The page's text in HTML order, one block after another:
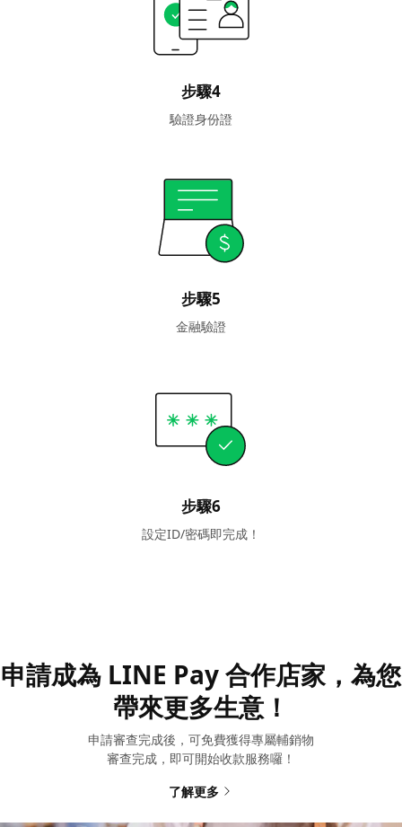
步驟4
驗證身份證
步驟5
金融驗證
步驟6
設定ID/密碼即完成！
申請成為 LINE Pay 合作店家， 為您
帶來更多生意！
申請審查完成後，可免費獲得專屬輔銷物
審查完成，即可開始收款服務囉！
了解更多